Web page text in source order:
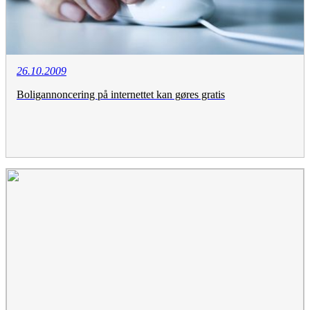
26.10.2009
Boligannoncering på internettet kan gøres gratis